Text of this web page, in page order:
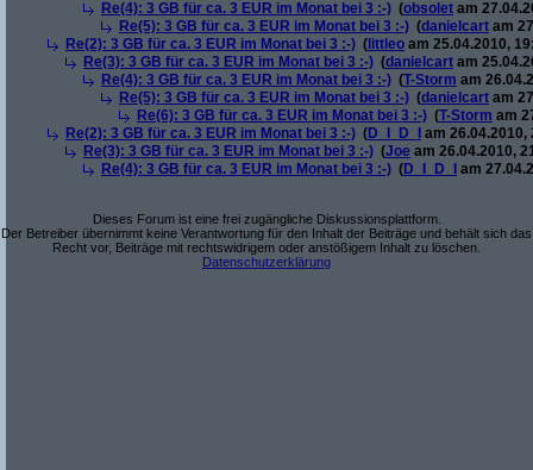
Re(4): 3 GB für ca. 3 EUR im Monat bei 3 :-) (obsolet am
Re(5): 3 GB für ca. 3 EUR im Monat bei 3 :-) (danielcart am
Re(2): 3 GB für ca. 3 EUR im Monat bei 3 :-) ( littleo am 25.04.2010,
Re(3): 3 GB für ca. 3 EUR im Monat bei 3 :-) (danielcart am
Re(4): 3 GB für ca. 3 EUR im Monat bei 3 :-) (T-Storm am
Re(5): 3 GB für ca. 3 EUR im Monat bei 3 :-) (danielcart am
Re(6): 3 GB für ca. 3 EUR im Monat bei 3 :-) (T-Storm am
Re(2): 3 GB für ca. 3 EUR im Monat bei 3 :-) (D_I_D_I
am 26.04.2010,
Re(3): 3 GB für ca. 3 EUR im Monat bei 3 :-) (Joe am 26.04.2010,
Re(4): 3 GB für ca. 3 EUR im Monat bei 3 :-) (D_I_D_I am
Dieses Forum ist eine frei zugängliche Diskussionsplattform.
Der Betreiber übernimmt keine Verantwortung für den Inhalt der Beiträge und behält sich das
Recht vor, Beiträge mit rechtswidrigem oder anstößigem Inhalt zu löschen.
Datenschutzerklärung